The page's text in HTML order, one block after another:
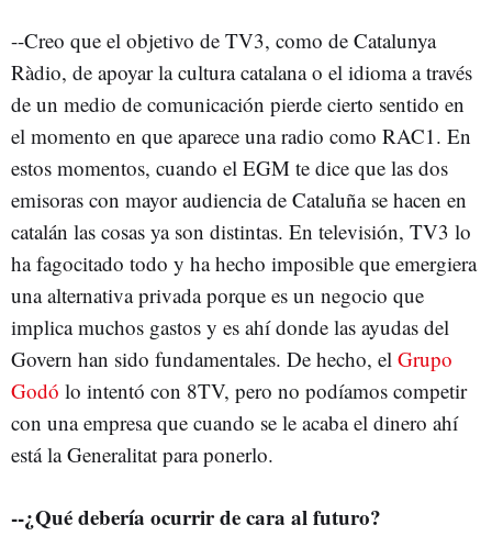
--Creo que el objetivo de TV3, como de Catalunya
Ràdio, de apoyar la cultura catalana o el idioma a través
de un medio de comunicación pierde cierto sentido en
el momento en que aparece una radio como RAC1. En
estos momentos, cuando el EGM te dice que las dos
emisoras con mayor audiencia de Cataluña se hacen en
catalán las cosas ya son distintas. En televisión, TV3 lo
ha fagocitado todo y ha hecho imposible que emergiera
una alternativa privada porque es un negocio que
implica muchos gastos y es ahí donde las ayudas del
Govern han sido fundamentales. De hecho, el Grupo
Godó lo intentó con 8TV, pero no podíamos competir
con una empresa que cuando se le acaba el dinero ahí
está la Generalitat para ponerlo.
--¿Qué debería ocurrir de cara al futuro?